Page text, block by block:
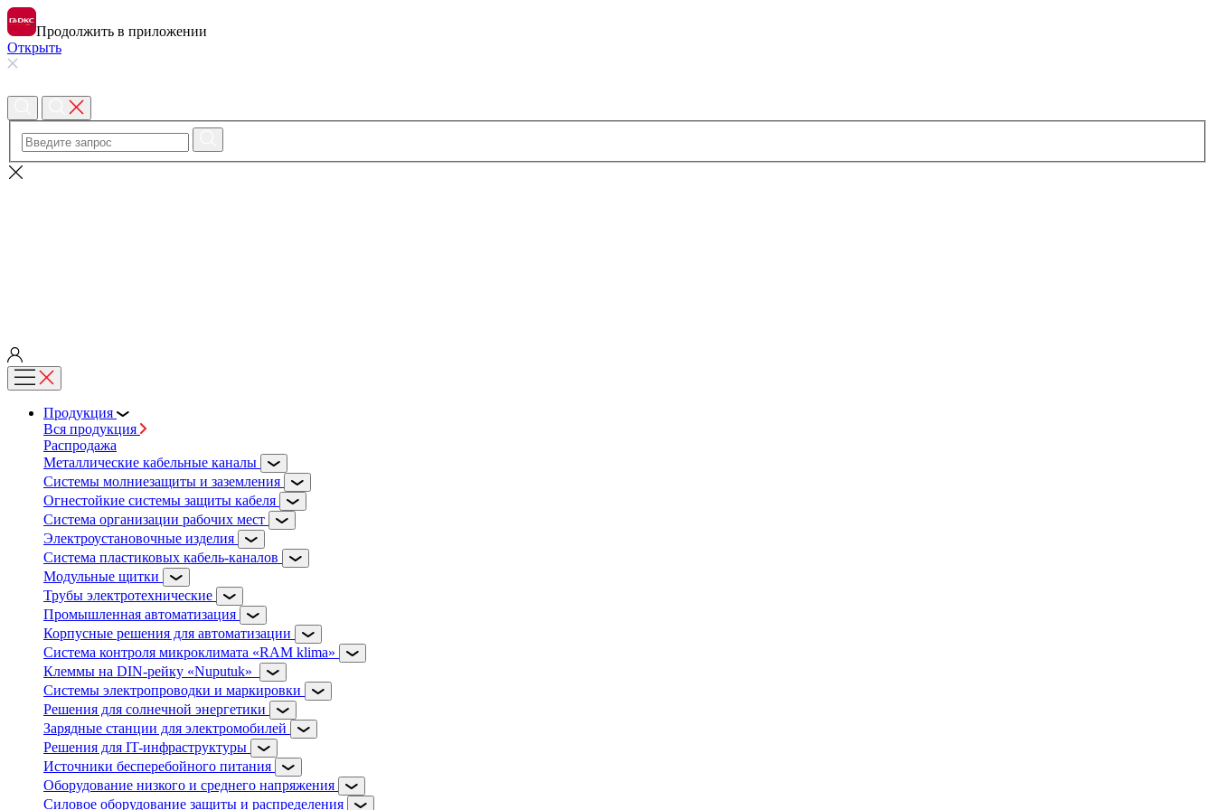
Продолжить в приложении
Открыть
Продукция
Вся продукция
Распродажа
Металлические кабельные каналы
Системы молниезащиты и заземления
Огнестойкие системы защиты кабеля
Система организации рабочих мест
Электроустановочные изделия
Система пластиковых кабель-каналов
Модульные щитки
Трубы электротехнические
Промышленная автоматизация
Корпусные решения для автоматизации
Система контроля микроклимата «RAM klima»
Клеммы на DIN-рейку «Nuputuk»
Системы электропроводки и маркировки
Решения для солнечной энергетики
Зарядные станции для электромобилей
Решения для IT-инфраструктуры
Источники бесперебойного питания
Оборудование низкого и среднего напряжения
Силовое оборудование защиты и распределения